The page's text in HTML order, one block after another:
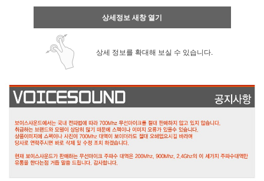
상세정보 새창 열기
상세 정보를 확대해 보실 수 있습니다.